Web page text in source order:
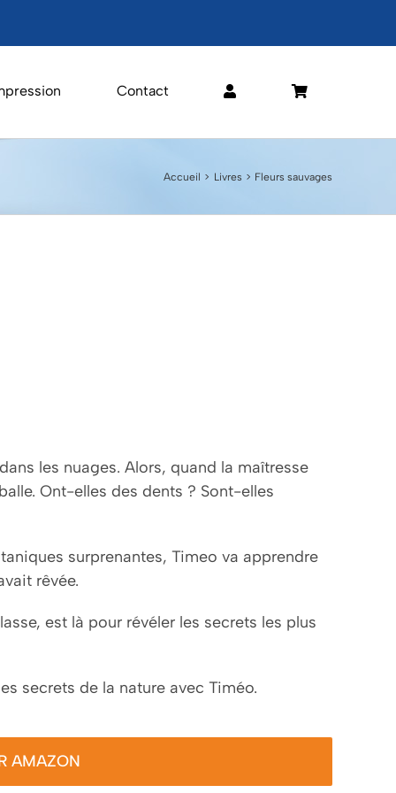
Contact
Accueil Livres Fleurs sauvages
les nuages. Alors, quand la maîtresse
Ont-elles des dents ? Sont-elles
surprenantes, Timeo va apprendre
rêvée.
est là pour révéler les secrets les plus
secrets de la nature avec Timéo.
AMAZON